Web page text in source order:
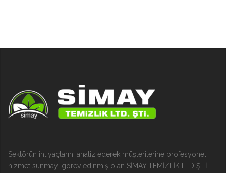
Sektörün ihtiyaçlarını analiz ederek müşterilerine profesyonel
hizmet sunmayı görev edinmiş olan SİMAY TEMİZLİK LTD ŞTİ